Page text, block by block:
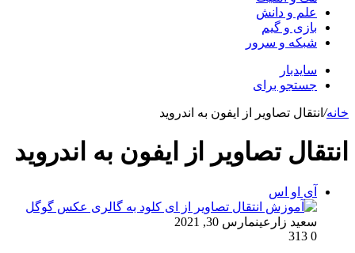
علم و دانش
بازی و گیم
شبکه و سرور
سایدبار
جستجو برای
خانه/ انتقال تصاویر از ایفون به اندروید
انتقال تصاویر از ایفون به اندروید
آی او اس
سعید زارعینمارس 30, 2021
0